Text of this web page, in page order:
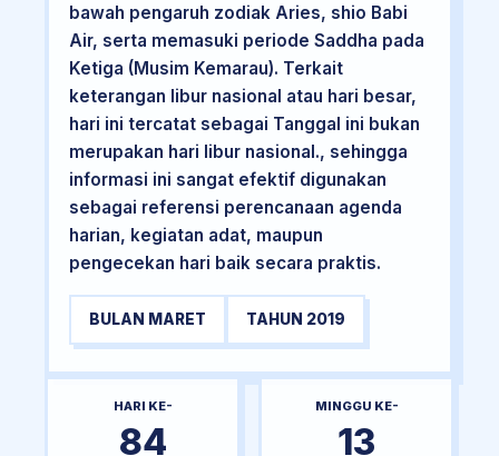
bawah pengaruh zodiak Aries, shio Babi
Air, serta memasuki periode Saddha pada
Ketiga (Musim Kemarau). Terkait
keterangan libur nasional atau hari besar,
hari ini tercatat sebagai Tanggal ini bukan
merupakan hari libur nasional., sehingga
informasi ini sangat efektif digunakan
sebagai referensi perencanaan agenda
harian, kegiatan adat, maupun
pengecekan hari baik secara praktis.
BULAN MARET TAHUN 2019
HARI KE-
84
MINGGU KE-
13